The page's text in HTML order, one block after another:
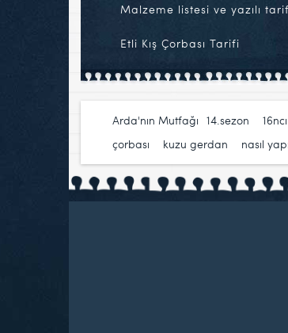
Malzeme listesi ve yazılı
Etli Kış Çorbası Tarifi
Arda'nın Mutfağı 14.sezon
çorbası
kuzu gerdan nasıl